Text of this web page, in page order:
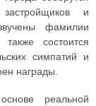
и
фамилии
состоится
симпатий и
награды.
реальной